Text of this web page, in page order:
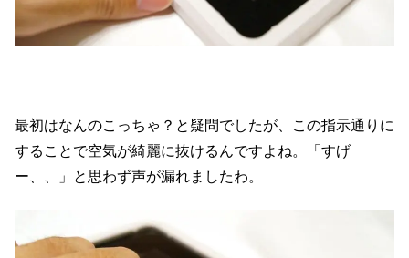
最初はなんのこっちゃ？と疑問でしたが、この指示通りに
することで空気が綺麗に抜けるんですよね。「すげ
ー、、」と思わず声が漏れましたわ。